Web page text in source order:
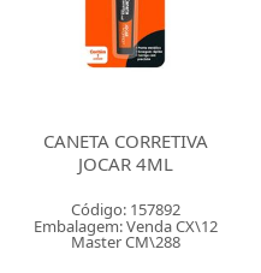
CANETA CORRETIVA
JOCAR 4ML
Código: 157892
Embalagem: Venda CX\12
Master CM\288